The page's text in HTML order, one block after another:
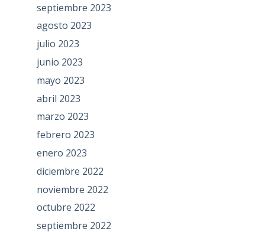
septiembre 2023
agosto 2023
julio 2023
junio 2023
mayo 2023
abril 2023
marzo 2023
febrero 2023
enero 2023
diciembre 2022
noviembre 2022
octubre 2022
septiembre 2022